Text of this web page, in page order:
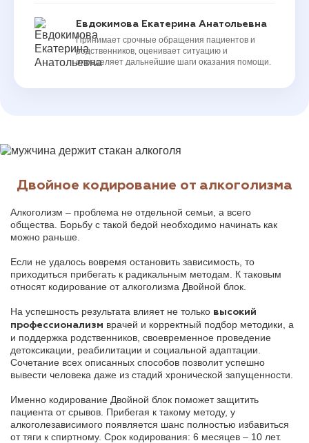
Евдокимова Екатерина Анатольевна
Принимает срочные обращения пациентов и
родственников, оценивает ситуацию и
определяет дальнейшие шаги оказания помощи.
Двойное кодирование от алкоголизма
Алкоголизм – проблема не отдельной семьи, а всего
общества. Борьбу с такой бедой необходимо начинать как
можно раньше.
Если не удалось вовремя остановить зависимость, то
приходиться прибегать к радикальным методам. К таковым
относят кодирование от алкоголизма Двойной блок.
На успешность результата влияет не только высокий
профессионализм врачей и корректный подбор методики, а
и поддержка родственников, своевременное проведение
детоксикации, реабилитации и социальной адаптации.
Сочетание всех описанных способов позволит успешно
вывести человека даже из стадий хронической запущенности.
Именно кодирование Двойной блок поможет защитить
пациента от срывов. Прибегая к такому методу, у
алкоголезависимого появляется шанс полностью избавиться
от тяги к спиртному. Срок кодирования: 6 месяцев – 10 лет.